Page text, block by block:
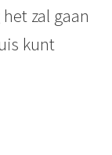
zal gaan
kunt